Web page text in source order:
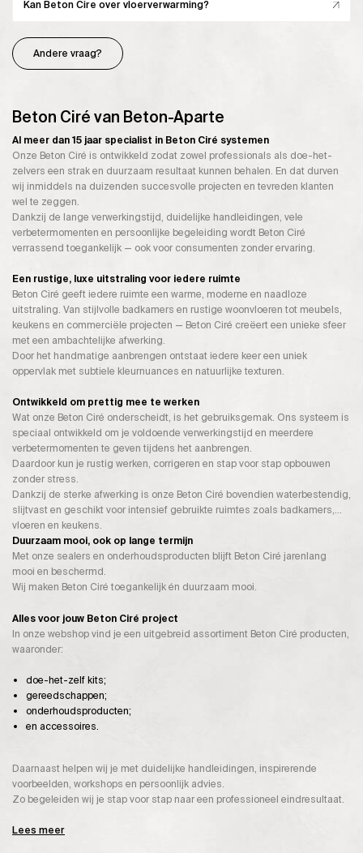
Kan Beton Cire over vloerverwarming?
Andere vraag?
Beton Ciré van Beton-Aparte
Al meer dan 15 jaar specialist in Beton Ciré systemen
Onze Beton Ciré is ontwikkeld zodat zowel professionals als doe-het-
zelvers een strak en duurzaam resultaat kunnen behalen. En dat durven
wij inmiddels na duizenden succesvolle projecten en tevreden klanten
wel te zeggen.
Dankzij de lange verwerkingstijd, duidelijke handleidingen, vele
verbetermomenten en persoonlijke begeleiding wordt Beton Ciré
verrassend toegankelijk — ook voor consumenten zonder ervaring.
Een rustige, luxe uitstraling voor iedere ruimte
Beton Ciré geeft iedere ruimte een warme, moderne en naadloze
uitstraling. Van stijlvolle badkamers en rustige woonvloeren tot meubels,
keukens en commerciële projecten — Beton Ciré creëert een unieke sfeer
met een ambachtelijke afwerking.
Door het handmatige aanbrengen ontstaat iedere keer een uniek
oppervlak met subtiele kleurnuances en natuurlijke texturen.
Ontwikkeld om prettig mee te werken
Wat onze Beton Ciré onderscheidt, is het gebruiksgemak. Ons systeem is
speciaal ontwikkeld om je voldoende verwerkingstijd en meerdere
verbetermomenten te geven tijdens het aanbrengen.
Daardoor kun je rustig werken, corrigeren en stap voor stap opbouwen
zonder stress.
Dankzij de sterke afwerking is onze Beton Ciré bovendien waterbestendig,
slijtvast en geschikt voor intensief gebruikte ruimtes zoals badkamers,
vloeren en keukens.
Duurzaam mooi, ook op lange termijn
Met onze sealers en onderhoudsproducten blijft Beton Ciré jarenlang
mooi en beschermd.
Wij maken Beton Ciré toegankelijk én duurzaam mooi.
Alles voor jouw Beton Ciré project
In onze webshop vind je een uitgebreid assortiment Beton Ciré producten,
waaronder:
doe-het-zelf kits;
gereedschappen;
onderhoudsproducten;
en accessoires.
Daarnaast helpen wij je met duidelijke handleidingen, inspirerende
voorbeelden, workshops en persoonlijk advies.
Zo begeleiden wij je stap voor stap naar een professioneel eindresultaat.
Lees meer